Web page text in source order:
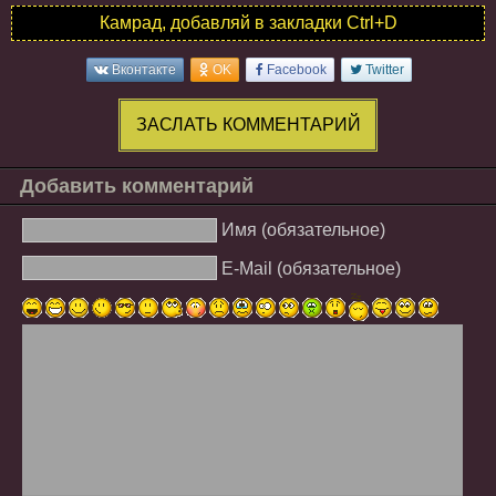
Камрад, добавляй в закладки Ctrl+D
Вконтакте OK Facebook Twitter
ЗАСЛАТЬ КОММЕНТАРИЙ
Добавить комментарий
Имя (обязательное)
E-Mail (обязательное)